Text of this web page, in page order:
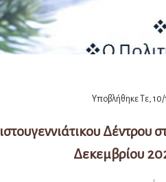
Υποβλήθηκε Τε, 10/
Δέντρου
Δεκεμβρίου